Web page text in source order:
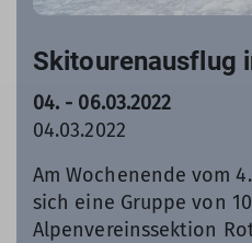
Skitourenausflug
04. - 06.03.2022
04.03.2022
Am Wochenende vom
sich eine Gruppe von
Alpenvereinssektion